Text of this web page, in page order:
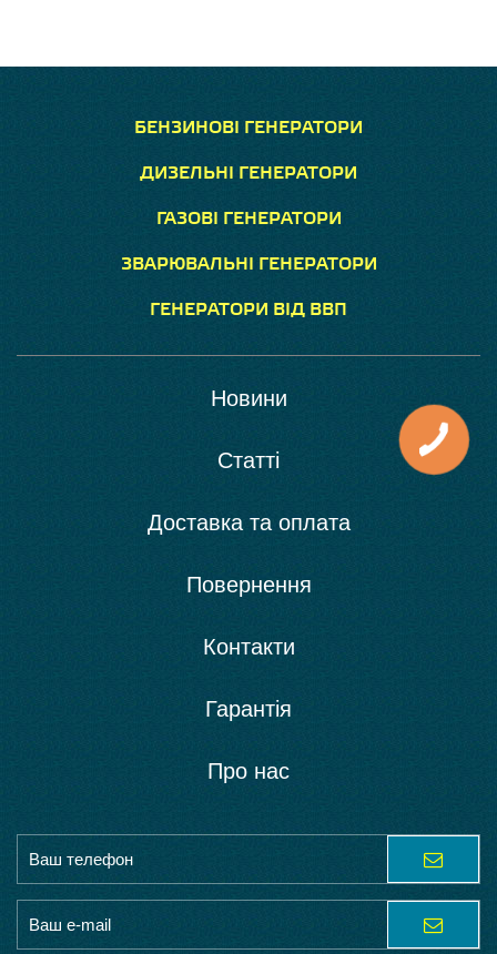
БЕНЗИНОВІ ГЕНЕРАТОРИ
ДИЗЕЛЬНІ ГЕНЕРАТОРИ
ГАЗОВІ ГЕНЕРАТОРИ
ЗВАРЮВАЛЬНІ ГЕНЕРАТОРИ
ГЕНЕРАТОРИ ВІД ВВП
Новини
Статті
Доставка та оплата
Повернення
Контакти
Гарантія
Про нас